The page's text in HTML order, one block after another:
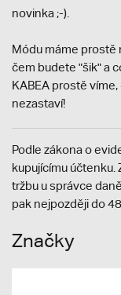
novinka ;-).
Módu máme prostě
čem budete "šik" a
KABEA prostě
nezastaví!
Podle zákona o
kupujícímu
tržbu u správce
pak nejpozději do
Značky